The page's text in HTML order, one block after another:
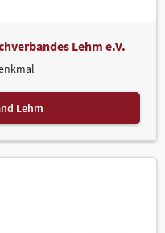
Lehm e.V.
Lehm